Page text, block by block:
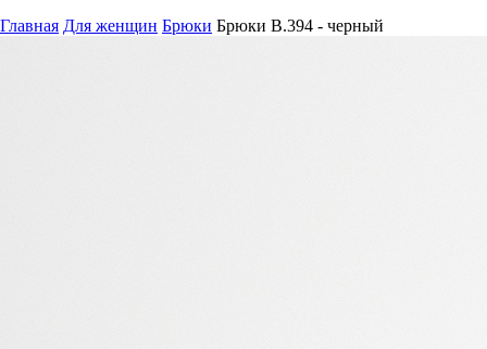
Главная Для женщин Брюки Брюки B.394 - черный